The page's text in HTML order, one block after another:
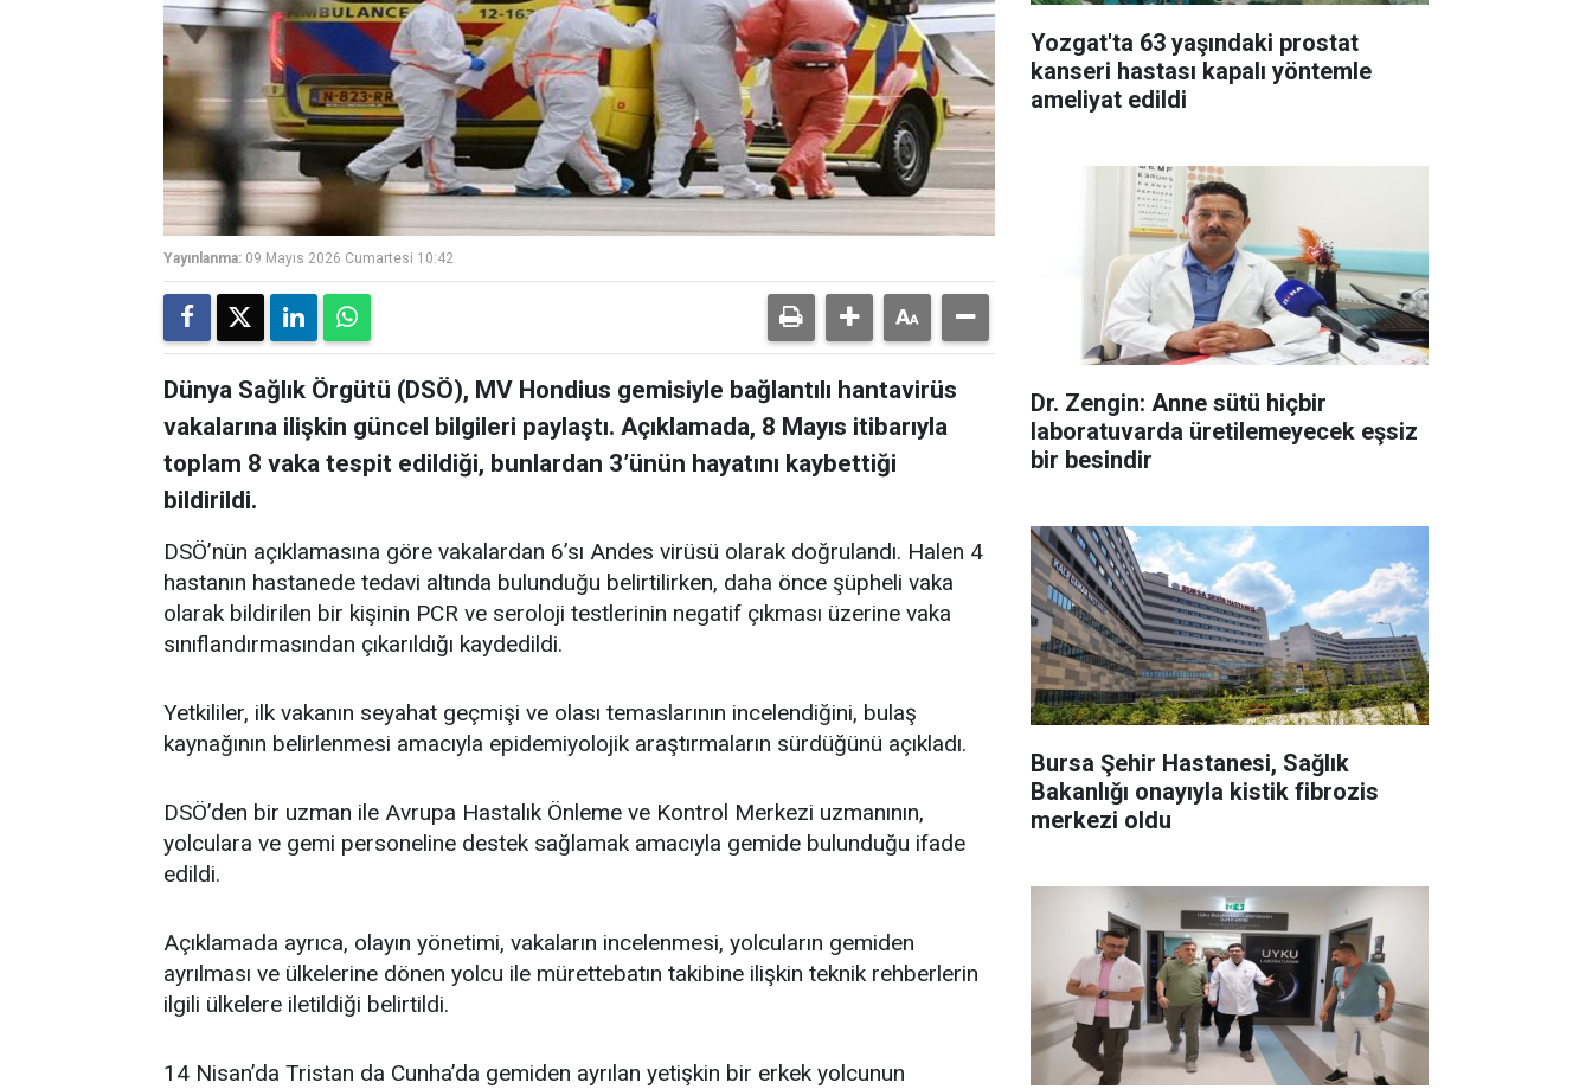
Yayınlanma: 09 Mayıs 2026 Cumartesi 10:42
Dünya Sağlık Örgütü (DSÖ), MV Hondius gemisiyle bağlantılı hantavirüs
vakalarına ilişkin güncel bilgileri paylaştı. Açıklamada, 8 Mayıs itibarıyla
toplam 8 vaka tespit edildiği, bunlardan 3’ünün hayatını kaybettiği
bildirildi.
DSÖ’nün açıklamasına göre vakalardan 6’sı Andes virüsü olarak doğrulandı. Halen 4
hastanın hastanede tedavi altında bulunduğu belirtilirken, daha önce şüpheli vaka
olarak bildirilen bir kişinin PCR ve seroloji testlerinin negatif çıkması üzerine vaka
sınıflandırmasından çıkarıldığı kaydedildi.
Yetkililer, ilk vakanın seyahat geçmişi ve olası temaslarının incelendiğini, bulaş
kaynağının belirlenmesi amacıyla epidemiyolojik araştırmaların sürdüğünü açıkladı.
DSÖ’den bir uzman ile Avrupa Hastalık Önleme ve Kontrol Merkezi uzmanının,
yolculara ve gemi personeline destek sağlamak amacıyla gemide bulunduğu ifade
edildi.
Açıklamada ayrıca, olayın yönetimi, vakaların incelenmesi, yolcuların gemiden
ayrılması ve ülkelerine dönen yolcu ile mürettebatın takibine ilişkin teknik rehberlerin
ilgili ülkelere iletildiği belirtildi.
14 Nisan’da Tristan da Cunha’da gemiden ayrılan yetişkin bir erkek yolcunun
Yozgat'ta 63 yaşındaki prostat
kanseri hastası kapalı yöntemle
ameliyat edildi
Dr. Zengin: Anne sütü hiçbir
laboratuvarda üretilemeyecek eşsiz
bir besindir
Bursa Şehir Hastanesi, Sağlık
Bakanlığı onayıyla kistik fibrozis
merkezi oldu